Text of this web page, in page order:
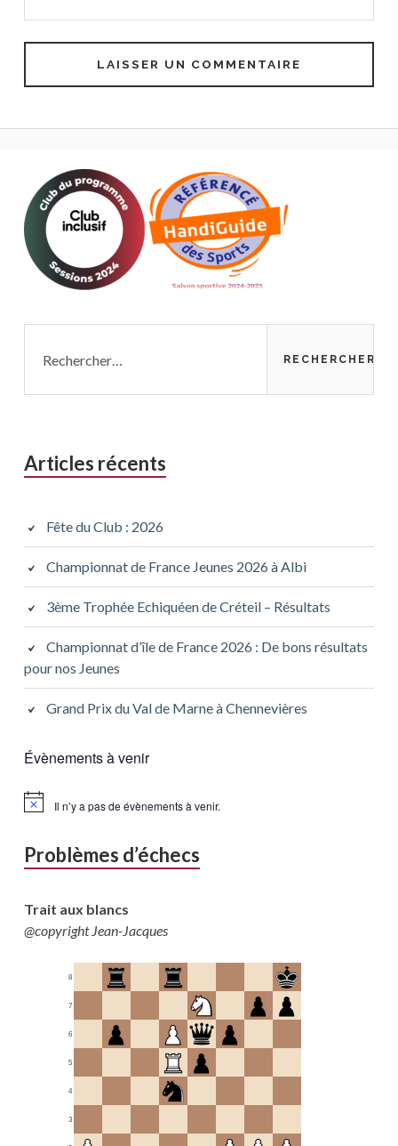
Articles récents
Fête du Club : 2026
Championnat de France Jeunes 2026 à Albi
3ème Trophée Echiquéen de Créteil – Résultats
Championnat d’île de France 2026 : De bons résultats
pour nos Jeunes
Grand Prix du Val de Marne à Chennevières
Évènements à venir
Il n’y a pas de évènements à venir.
Problèmes d’échecs
Trait aux blancs
@copyright Jean-Jacques
3
4
5
6
7
8